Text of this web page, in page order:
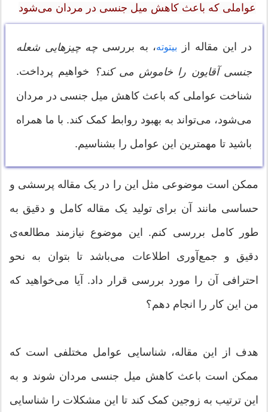
عواملی که باعث کاهش میل جنسی در مردان می‌شود
در این مقاله از بیتوته، به بررسی چه چیزهایی شعله
جنسی آقایون را خاموش می کند؟ خواهیم پرداخت.
شناخت عواملی که باعث کاهش میل جنسی در مردان
می‌شود، می‌تواند به بهبود روابط کمک کند. با ما همراه
باشید تا مهمترین این عوامل را بشناسیم.
ممکن است موضوعی مثل این را در یک مقاله پرسشی و
حساسی مانند آن برای تولید یک مقاله کامل و دقیق به
طور کامل بررسی کنم. این موضوع نیازمند مطالعه‌ی
دقیق و جمع‌آوری اطلاعات می‌باشد تا بتوان به نحو
احترافی آن را مورد بررسی قرار داد. آیا می‌خواهید که
من این کار را انجام دهم؟
هدف از این مقاله، شناسایی عوامل مختلفی است که
ممکن است باعث کاهش میل جنسی مردان شوند و به
این ترتیب به زوجین کمک کند تا این مشکلات را شناسایی